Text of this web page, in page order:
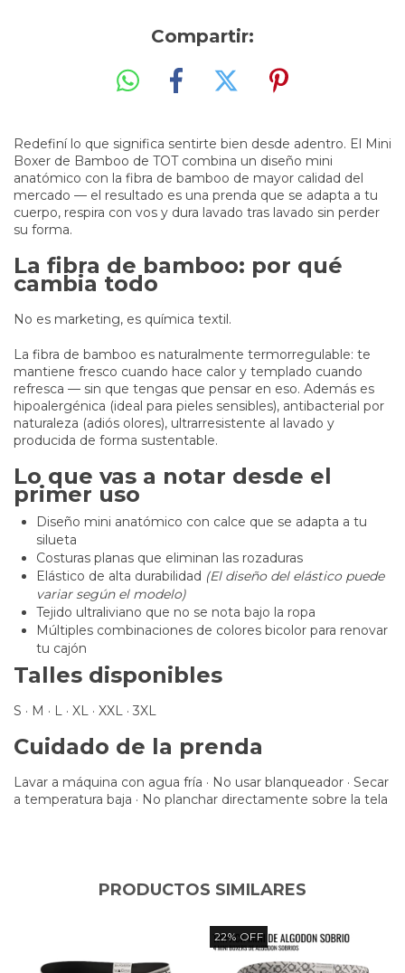
Compartir:
Redefiní lo que significa sentirte bien desde adentro. El Mini
Boxer de Bamboo de TOT combina un diseño mini
anatómico con la fibra de bamboo de mayor calidad del
mercado — el resultado es una prenda que se adapta a tu
cuerpo, respira con vos y dura lavado tras lavado sin perder
su forma.
La fibra de bamboo: por qué
cambia todo
No es marketing, es química textil.
La fibra de bamboo es naturalmente termorregulable: te
mantiene fresco cuando hace calor y templado cuando
refresca — sin que tengas que pensar en eso. Además es
hipoalergénica (ideal para pieles sensibles), antibacterial por
naturaleza (adiós olores), ultrarresistente al lavado y
producida de forma sustentable.
Lo que vas a notar desde el
primer uso
Diseño mini anatómico con calce que se adapta a tu
silueta
Costuras planas que eliminan las rozaduras
Elástico de alta durabilidad (El diseño del elástico puede
variar según el modelo)
Tejido ultraliviano que no se nota bajo la ropa
Múltiples combinaciones de colores bicolor para renovar
tu cajón
Talles disponibles
S · M · L · XL · XXL · 3XL
Cuidado de la prenda
Lavar a máquina con agua fría · No usar blanqueador · Secar
a temperatura baja · No planchar directamente sobre la tela
PRODUCTOS SIMILARES
22% OFF